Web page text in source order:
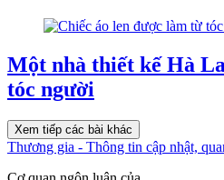
Một nhà thiết kế Hà
tóc người
Xem tiếp các bài khác
Thương gia - Thông tin cập nhật,